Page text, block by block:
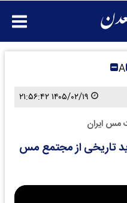
A
مس ایران
تاریخی از مجتمع مس